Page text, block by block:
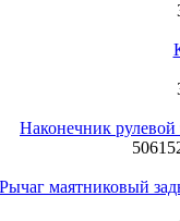
Наконечник
Рычаг маятниковый